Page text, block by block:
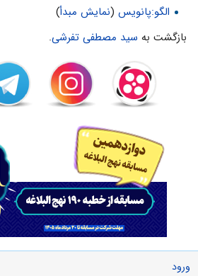
الگو:پانویس(نمایش مبدأ)
بازگشت به سید مصطفی تفرشی.
ورود